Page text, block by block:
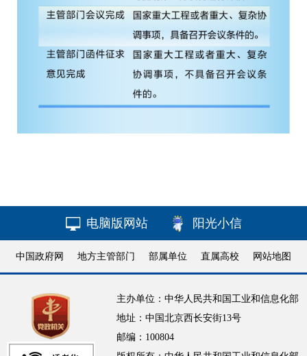
电脑版网站 阳光小信
中国政府网 地方主管部门 部属单位 直属高校 网站地图
主办单位：中华人民共和国工业和信息化部
地址：中国北京西长安街13号
邮编：100804